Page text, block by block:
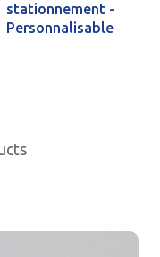
stationnement -
Personnalisable